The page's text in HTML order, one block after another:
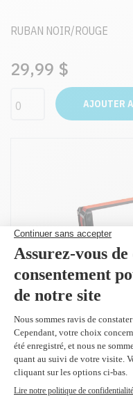
RUBAN NOIR/ROUGE
29,99 $
AJOUTER
Peut être utilisé